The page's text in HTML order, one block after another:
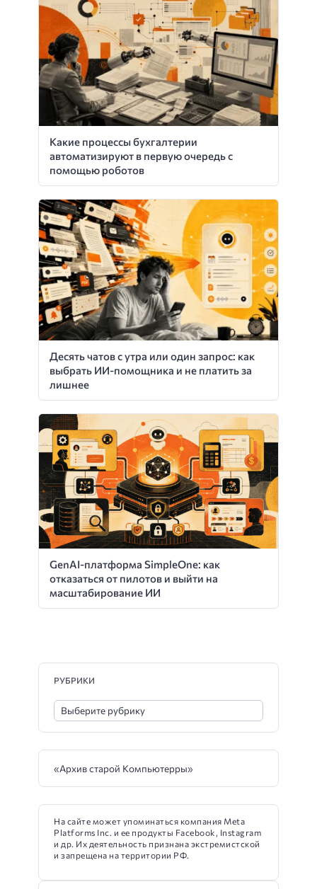
Какие процессы бухгалтерии
автоматизируют в первую очередь с
помощью роботов
Десять чатов с утра или один запрос: как
выбрать ИИ-помощника и не платить за
лишнее
GenAI-платформа SimpleOne: как
отказаться от пилотов и выйти на
масштабирование ИИ
РУБРИКИ
«Архив старой Компьютерры»
На сайте может упоминаться компания Meta
Platforms Inc. и ее продукты Facebook, Instagram
и др. Их деятельность признана экстремистской
и запрещена на территории РФ.